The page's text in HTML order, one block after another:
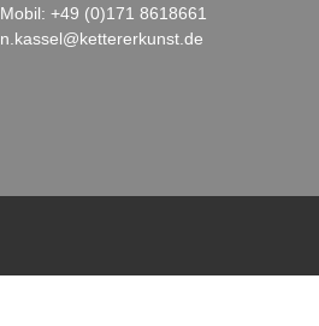
Mobil: +49 (0)171 8618661
n.kassel@kettererkunst.de